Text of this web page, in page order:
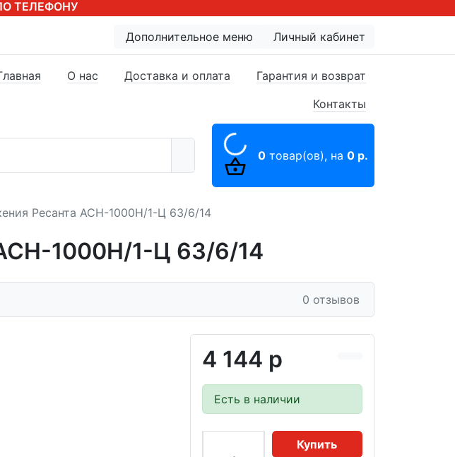
ТЕЛЕФОНУ
Дополнительное меню Личный кабинет
О нас Доставка и оплата
Гарантия и возврат
Контакты
0 товар(ов), на 0 р.
Ресанта АСН-1000Н/1-Ц 63/6/14
1000Н/1-Ц 63/6/14
0 отзывов
4 144 р
Есть в наличии
Купить